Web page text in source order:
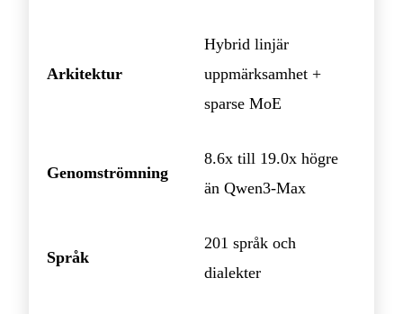
Arkitektur
Hybrid linjär
uppmärksamhet +
sparse MoE
Genomströmning
8.6x till 19.0x högre
än Qwen3-Max
Språk
201 språk och
dialekter